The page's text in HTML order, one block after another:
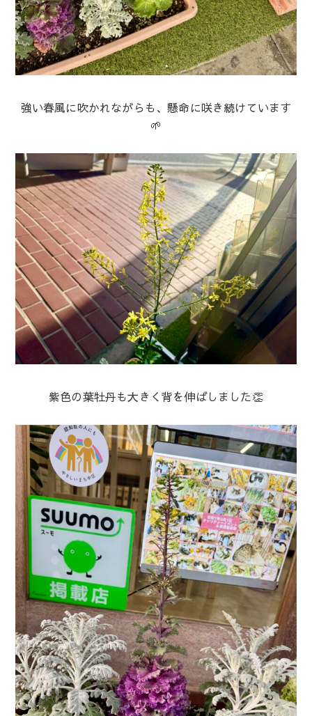
強い春風に吹かれながらも、懸命に咲き続けています
🌱
紫色の葉牡丹も大きく背を伸ばしました👏